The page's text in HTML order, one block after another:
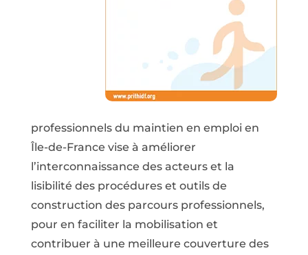
professionnels du maintien en emploi en
Île-de-France vise à améliorer
l’interconnaissance des acteurs et la
lisibilité des procédures et outils de
construction des parcours professionnels,
pour en faciliter la mobilisation et
contribuer à une meilleure couverture des